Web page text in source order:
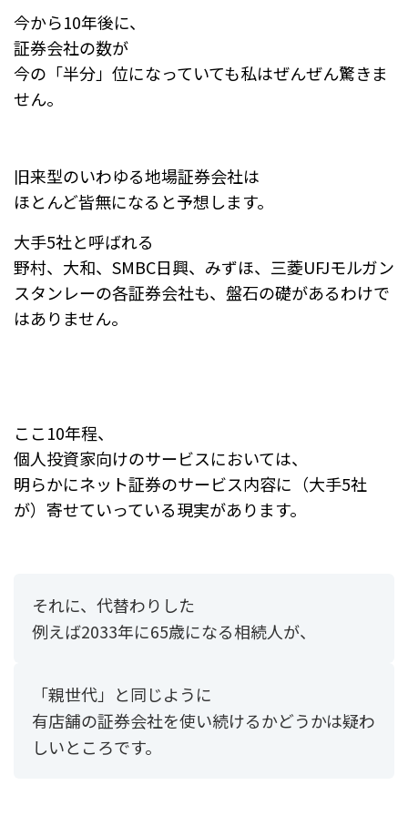
今から10年後に、
証券会社の数が
今の「半分」位になっていても私はぜんぜん驚きま
せん。
旧来型のいわゆる地場証券会社は
ほとんど皆無になると予想します。
大手5社と呼ばれる
野村、大和、SMBC日興、みずほ、三菱UFJモルガン
スタンレーの各証券会社も、盤石の礎があるわけで
はありません。
ここ10年程、
個人投資家向けのサービスにおいては、
明らかにネット証券のサービス内容に（大手5社
が）寄せていっている現実があります。
それに、代替わりした
例えば2033年に65歳になる相続人が、
「親世代」と同じように
有店舗の証券会社を使い続けるかどうかは疑わ
しいところです。